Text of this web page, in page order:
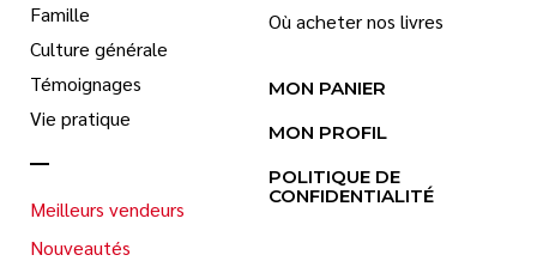
Famille
Culture générale
Témoignages
Vie pratique
Meilleurs vendeurs
Nouveautés
Où acheter nos livres
MON PANIER
MON PROFIL
POLITIQUE DE
CONFIDENTIALITÉ